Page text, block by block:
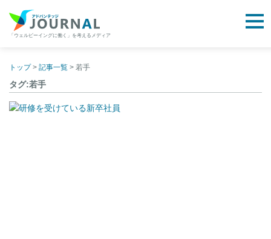
content
「ウェルビーイングに働く」を考えるメディア
トップ> 記事一覧 > 若手
タグ:若手